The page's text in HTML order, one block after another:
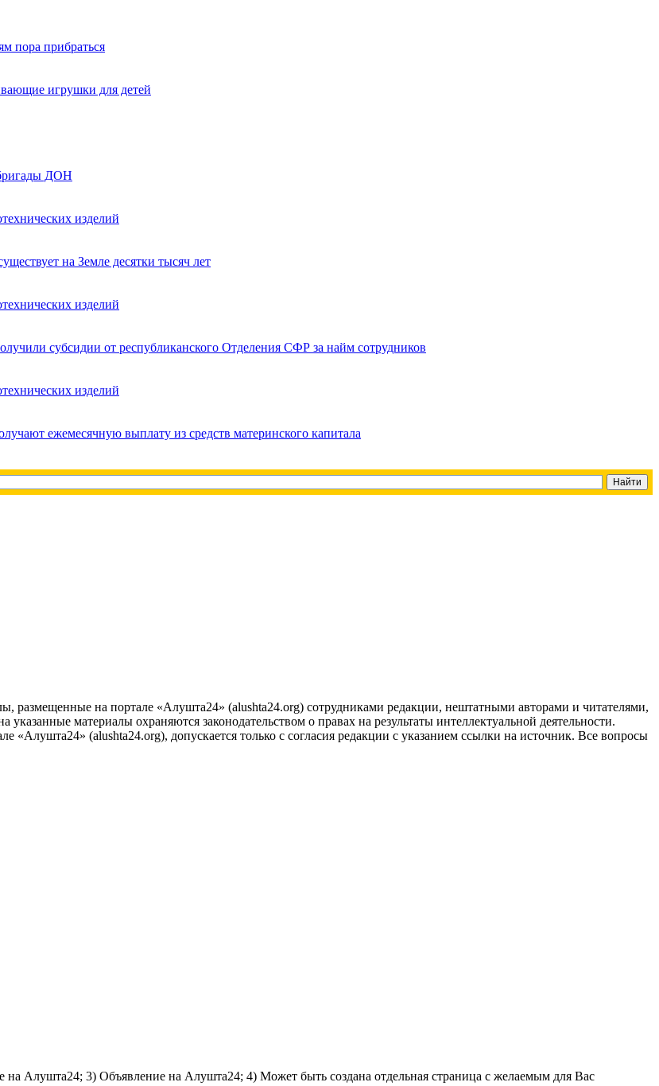
пора прибраться
игрушки для детей
ДОН
изделий
на Земле десятки тысяч лет
изделий
субсидии от республиканского Отделения СФР за найм сотрудников
изделий
ежемесячную выплату из средств материнского капитала
на портале «Алушта24» (alushta24.org) сотрудниками редакции, нештатными авторами и читателями,
материалы охраняются законодательством о правах на результаты интеллектуальной деятельности.
«Алушта24» (alushta24.org), допускается только с согласия редакции с указанием ссылки на источник. Все вопросы
Алушта24; 3) Объявление на Алушта24; 4) Может быть создана отдельная страница с желаемым для Вас